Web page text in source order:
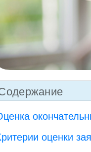
оценки